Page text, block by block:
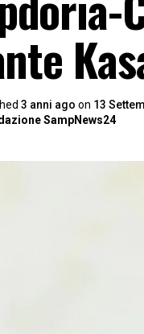
3 anni ago on 13
SampNews24